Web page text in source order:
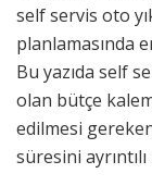
self servis oto
planlamasında
Bu yazıda self
olan bütçe
edilmesi
süresini